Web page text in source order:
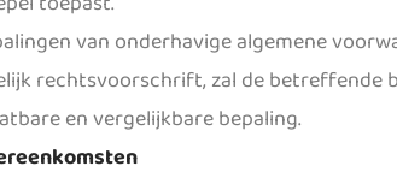
van onderhavige algemene
rechtsvoorschrift, zal de betreffende
en vergelijkbare bepaling.